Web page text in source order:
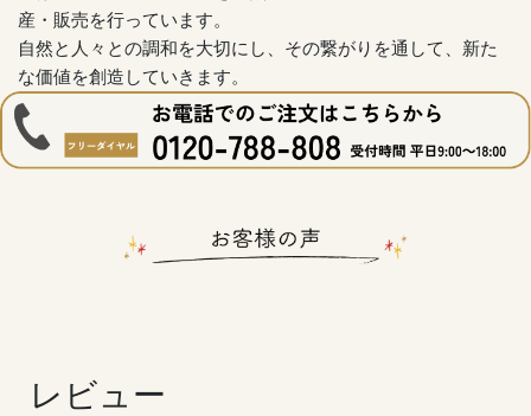
産・販売を行っています。
自然と人々との調和を大切にし、その繋がりを通して、新た
な価値を創造していきます。
レビュー